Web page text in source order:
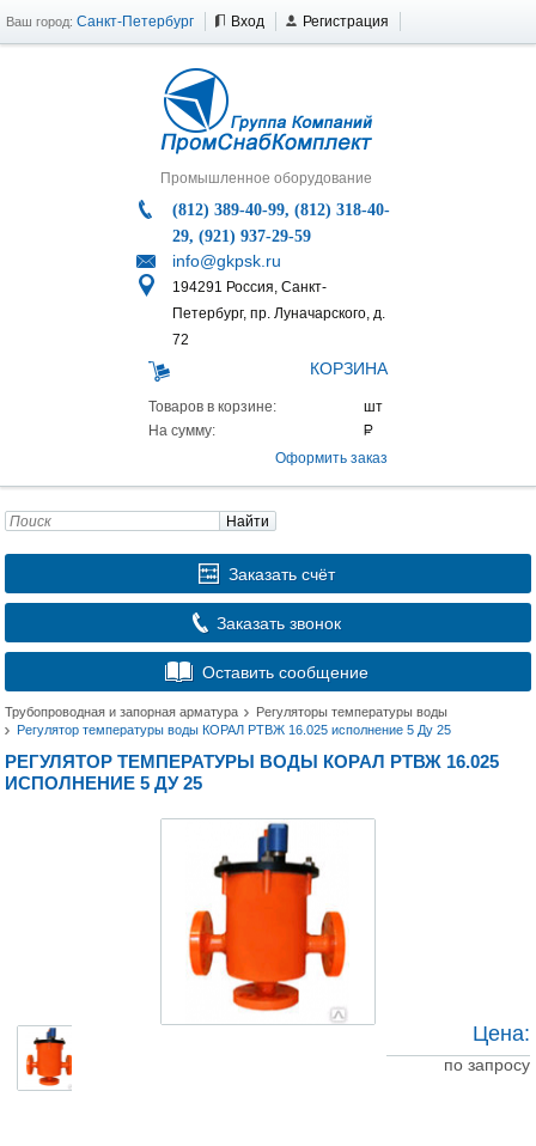
Ваш город: Санкт-Петербург Вход Регистрация
Промышленное оборудование
(812) 389-40-99, (812) 318-40-
29, (921) 937-29-59
info@gkpsk.ru
194291 Россия, Санкт-
Петербург, пр. Луначарского, д.
72
КОРЗИНА
Товаров в корзине:
На сумму:
Оформить заказ
Найти
Заказать счёт
Заказать звонок
Оставить сообщение
Трубопроводная и запорная арматура
Регуляторы температуры воды
Регулятор температуры воды КОРАЛ РТВЖ 16.025 исполнение 5 Ду 25
РЕГУЛЯТОР ТЕМПЕРАТУРЫ ВОДЫ КОРАЛ РТВЖ 16.025
ИСПОЛНЕНИЕ 5 ДУ 25
Цена:
по запросу